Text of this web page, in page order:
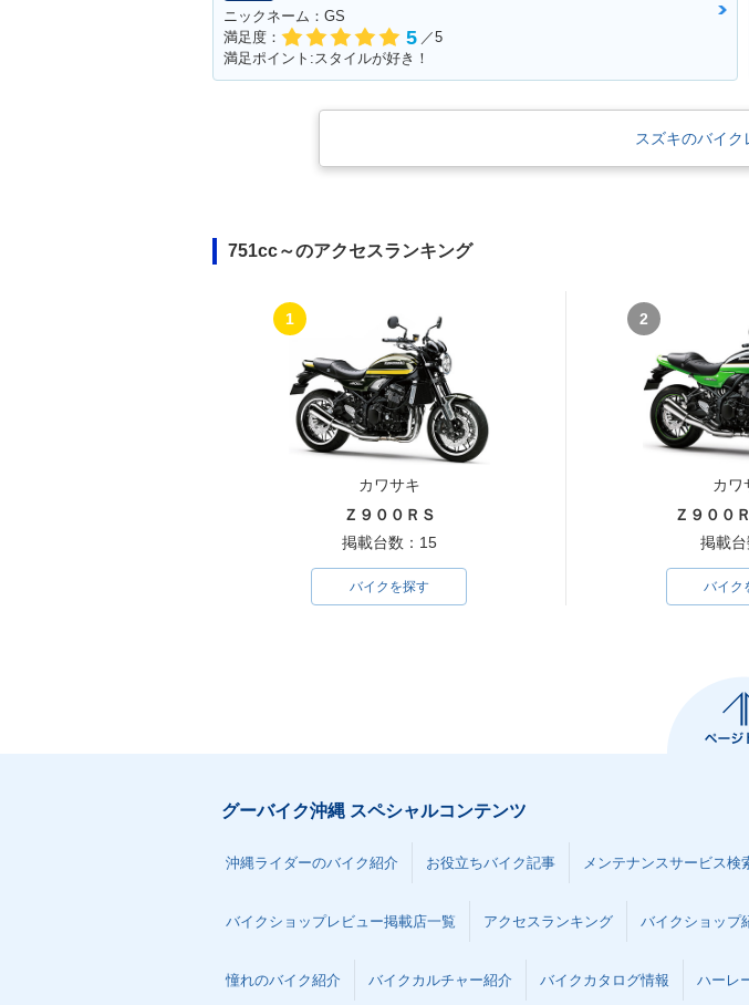
ニックネーム：GS
満足度：
5 ／5
満足ポイント:スタイルが好き！
スズキのバイク
751cc～のアクセスランキング
1
カワサキ
Ｚ９００ＲＳ
掲載台数：15
バイクを探す
2
カワ
Ｚ９００
掲載
バイク
グーバイク沖縄 スペシャルコンテンツ
沖縄ライダーのバイク紹介 お役立ちバイク記事 メンテナンスサービス検
バイクショップレビュー掲載店一覧 アクセスランキング バイクショップ
憧れのバイク紹介 バイクカルチャー紹介 バイクカタログ情報 ハーレ